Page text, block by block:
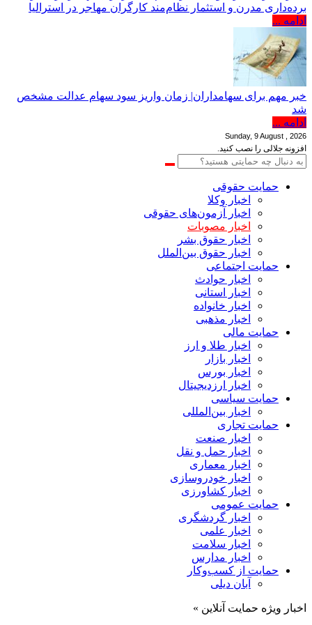
برده‌داری مدرن و استثمار نظام‌مند کارگران مهاجر در استرالیا
ادامه ...
خبر مهم برای سهامداران| زمان واریز سود سهام عدالت مشخص
شد
ادامه ...
Sunday, 9 August , 2026
افزونه جلالی را نصب کنید.
حمایت حقوقی
اخبار وکلا
اخبار آزمون‌های حقوقی
اخبار مصوبات
اخبار حقوق بشر
اخبار حقوق بین‌الملل
حمایت اجتماعی
اخبار حوادث
اخبار استانی
اخبار خانواده
اخبار مذهبی
حمایت مالی
اخبار طلا و ارز
اخبار بازار
اخبار بورس
اخبار ارزدیجیتال
حمایت سیاسی
اخبار بین‌المللی
حمایت تجاری
اخبار صنعت
اخبار حمل و نقل
اخبار معماری
اخبار خودروسازی
اخبار کشاورزی
حمایت عمومی
اخبار گردشگری
اخبار علمی
اخبار سلامت
اخبار مدارس
حمایت از کسب‌وکار
آبان دیلی
اخبار ویژه حمایت آنلاین »